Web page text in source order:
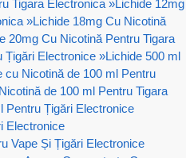
Tigara Electronica »Lichide 12mg
»Lichide 18mg Cu Nicotină
20mg Cu Nicotină Pentru Tigara
Țigări Electronice »Lichide 500 ml
cu Nicotină de 100 ml Pentru
de 100 ml Pentru Tigara
Pentru Țigări Electronice
Electronice
Vape Și Țigări Electronice